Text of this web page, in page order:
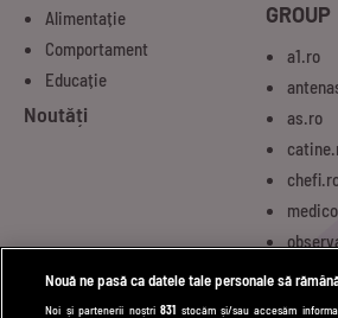
Alimentație
Comportament
Educație
Noutăți
GROUP
a1.ro
as.ro
Nouă ne pasă ca datele tale personale să
Noi și partenerii noștri831 stocăm și/sau accesăm